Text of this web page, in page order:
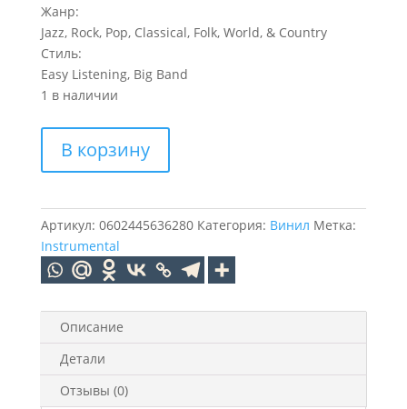
Жанр:
Jazz, Rock, Pop, Classical, Folk, World, & Country
Стиль:
Easy Listening, Big Band
1 в наличии
товара
James
The
Very
Best
Of
(1LP)
В корзину
Артикул: 0602445636280 Категория: Винил Метка:
Instrumental
Описание
Детали
Отзывы (0)